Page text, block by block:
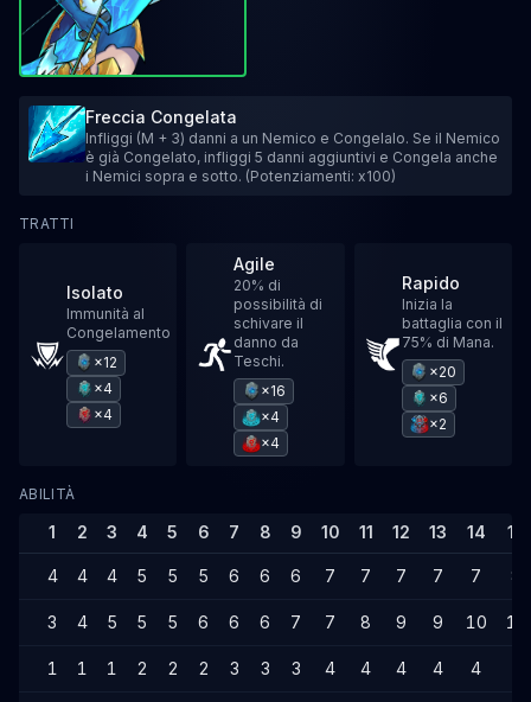
Freccia Congelata
Infliggi (M + 3) danni a un Nemico e Congelalo. Se il Nemico
è già Congelato, infliggi 5 danni aggiuntivi e Congela anche
i Nemici sopra e sotto. (Potenziamenti: x100)
TRATTI
Isolato
Immunità al
Congelamento
×12
×4
×4
Agile
20% di
possibilità di
schivare il
danno da
Teschi.
×16
×4
×4
Rapido
Inizia la
battaglia con il
75% di Mana.
×20
×6
×2
ABILITÀ
1 2 3 4 5 6 7 8 9 10 11 12 13 14 15
4 4 4 5 5 5 6 6 6 7 7 7 7 7 8
3 4 5 5 5 6 6 6 7 7 8 9 9 10 10
1 1 1 2 2 2 3 3 3 4 4 4 4 4